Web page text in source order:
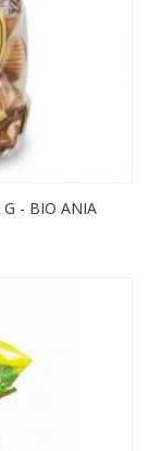
- BIO ANIA